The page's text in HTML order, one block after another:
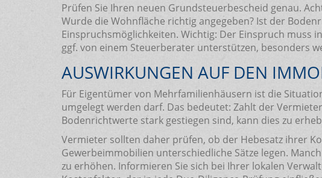
Prüfen Sie Ihren neuen Grundsteuerbescheid genau.
Wurde die Wohnfläche richtig angegeben? Ist der
Einspruchsmöglichkeiten. Wichtig: Der Einspruch muss
ggf. von einem Steuerberater unterstützen, besonders
AUSWIRKUNGEN AUF DEN
Für Eigentümer von Mehrfamilienhäusern ist die
umgelegt werden darf. Das bedeutet: Zahlt der
Bodenrichtwerte stark gestiegen sind, kann dies zu
Vermieter sollten daher prüfen, ob der Hebesatz ihrer
Gewerbeimmobilien unterschiedliche Sätze legen.
zu erhöhen. Informieren Sie sich bei Ihrer lokalen